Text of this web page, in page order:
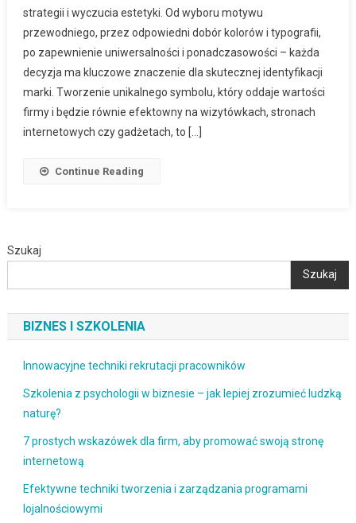
strategii i wyczucia estetyki. Od wyboru motywu
przewodniego, przez odpowiedni dobór kolorów i typografii,
po zapewnienie uniwersalności i ponadczasowości – każda
decyzja ma kluczowe znaczenie dla skutecznej identyfikacji
marki. Tworzenie unikalnego symbolu, który oddaje wartości
firmy i będzie równie efektowny na wizytówkach, stronach
internetowych czy gadżetach, to […]
Continue Reading
Szukaj
Szukaj
BIZNES I SZKOLENIA
Innowacyjne techniki rekrutacji pracowników
Szkolenia z psychologii w biznesie – jak lepiej zrozumieć ludzką
naturę?
7 prostych wskazówek dla firm, aby promować swoją stronę
internetową
Efektywne techniki tworzenia i zarządzania programami
lojalnościowymi